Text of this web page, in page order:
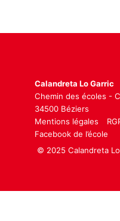
Calandreta Lo Garric
Chemin des écoles -
34500 Béziers
Mentions légales
Facebook de l’école
© 2025 Calandreta